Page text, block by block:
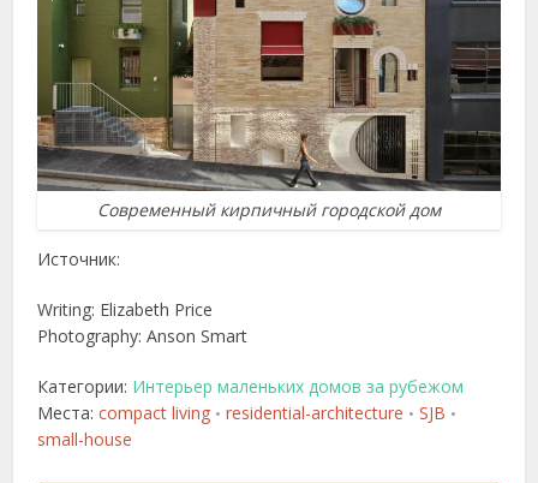
Современный кирпичный городской дом
Источник:
Writing: Elizabeth Price
Photography: Anson Smart
Категории: Интерьер маленьких домов за рубежом
Места:compact living • residential-architecture • SJB •
small-house